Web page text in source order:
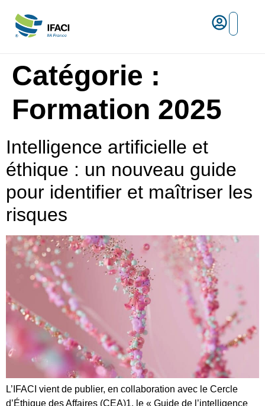
Catégorie :
Formation 2025
Intelligence artificielle et
éthique : un nouveau guide
pour identifier et maîtriser les
risques
L’IFACI vient de publier, en collaboration avec le Cercle
d’Éthique des Affaires (CEA)1, le « Guide de l’intelligence